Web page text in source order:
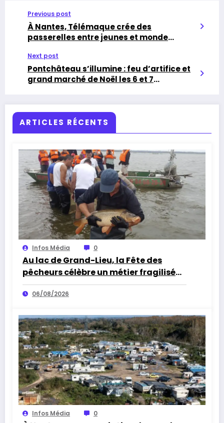
Previous post
À Nantes, Télémaque crée des
passerelles entre jeunes et monde
Next post
Pontchâteau s’illumine : feu d’artifice et
grand marché de Noël les 6 et 7
ARTICLES RÉCENTS
Infos Média 0
Au lac de Grand-Lieu, la Fête des
pêcheurs célèbre un métier fragilisé
par les cormorans et la sécheresse
06/08/2026
Infos Média 0